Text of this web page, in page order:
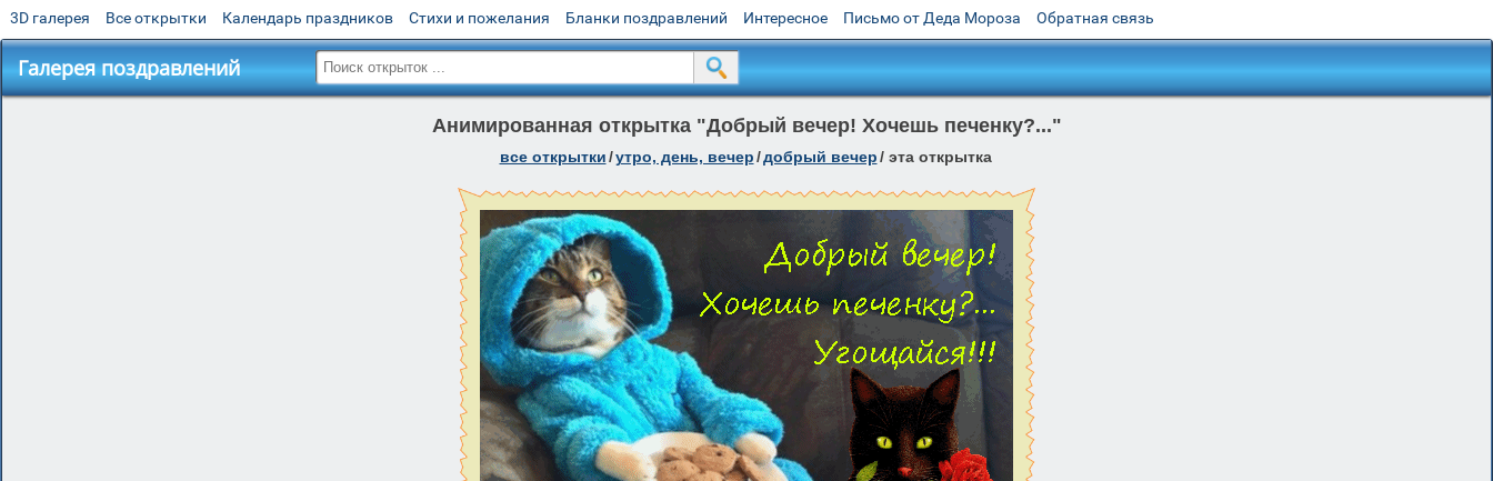
3D галерея Все открытки Календарь праздников Стихи и пожелания Бланки поздравлений Интересное Письмо от Деда Мороза Обратная связь
Галерея поздравлений
Анимированная открытка "Добрый вечер! Хочешь печенку?..."
все открытки/утро, день, вечер/добрый вечер/ эта открытка